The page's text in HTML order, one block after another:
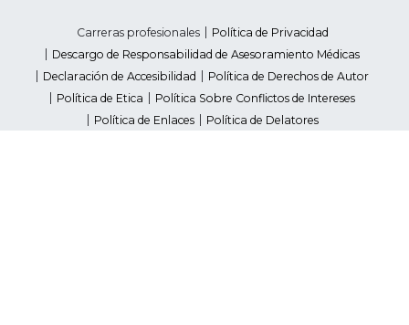
Carreras profesionales
Política de Privacidad
Descargo de Responsabilidad de Asesoramiento Médicas
Declaración de Accesibilidad
Política de Derechos de Autor
Política de Etica
Política Sobre Conflictos de Intereses
Política de Enlaces
Política de Delatores